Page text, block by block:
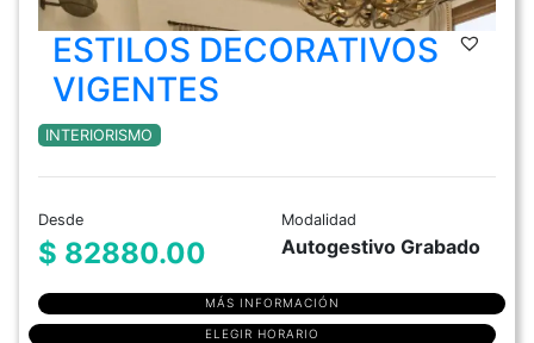
ESTILOS DECORATIVOS
VIGENTES
INTERIORISMO
Desde
$ 82880.00
Modalidad
Autogestivo Grabado
MÁS INFORMACIÓN
ELEGIR HORARIO